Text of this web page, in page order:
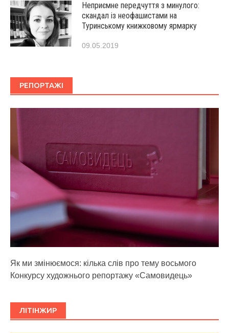
Неприємне передчуття з минулого:
скандал із неофашистами на
Туринському книжковому ярмарку
09.05.2019
РЕПОРТАЖІ
Як ми змінюємося: кілька слів про тему восьмого
Конкурсу художнього репортажу «Самовидець»
ЛІТІНЖИР